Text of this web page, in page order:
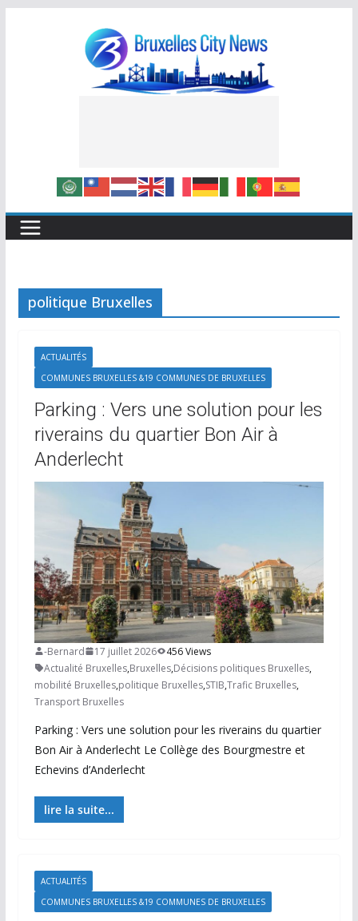
politique Bruxelles
ACTUALITÉS
COMMUNES BRUXELLES &19 COMMUNES DE BRUXELLES
Parking : Vers une solution pour les
riverains du quartier Bon Air à
Anderlecht
-Bernard 17 juillet 2026
456 Views
Actualité Bruxelles,Bruxelles,Décisions politiques Bruxelles,
mobilité Bruxelles,politique Bruxelles,STIB,Trafic Bruxelles,
Transport Bruxelles
Parking : Vers une solution pour les riverains du quartier
Bon Air à Anderlecht Le Collège des Bourgmestre et
Echevins d’Anderlecht
lire la suite...
ACTUALITÉS
COMMUNES BRUXELLES &19 COMMUNES DE BRUXELLES